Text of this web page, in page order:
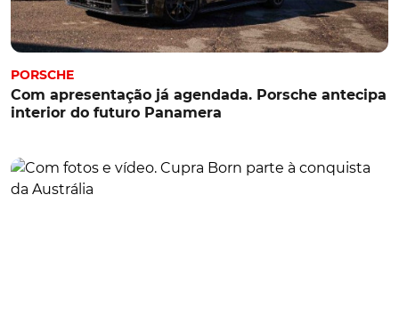
PORSCHE
Com apresentação já agendada. Porsche antecipa
interior do futuro Panamera